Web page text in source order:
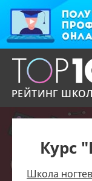
РЕЙТИНГ
Курс
Школа